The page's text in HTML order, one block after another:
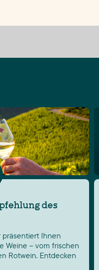
des
Ihnen
Weine – vom frischen
Rotwein. Entdecken